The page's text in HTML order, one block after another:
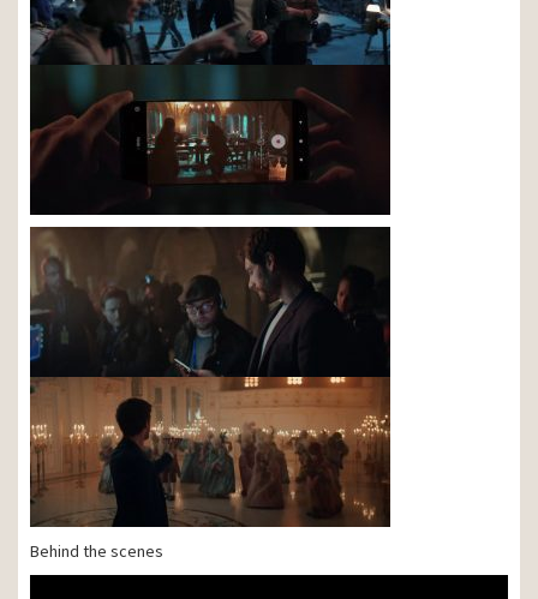
Behind the scenes